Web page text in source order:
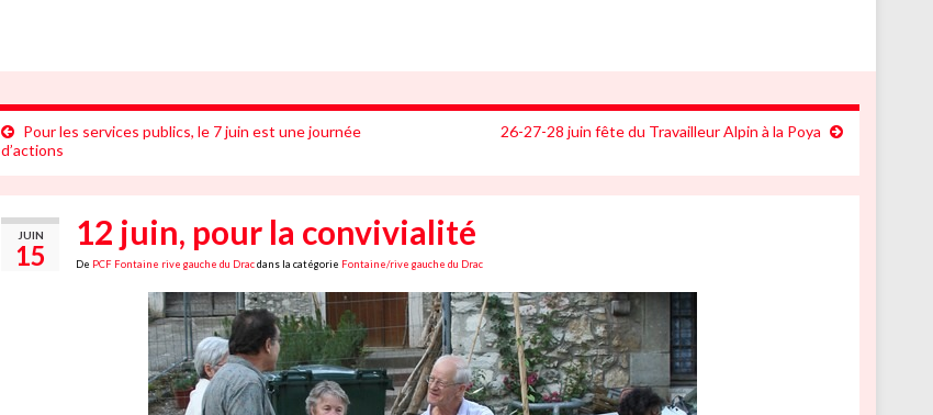
Pour les services publics, le 7 juin est une journée
d’actions
26-27-28 juin fête du Travailleur Alpin à la Poya
JUIN
15
12 juin, pour la convivialité
De PCF Fontaine rive gauche du Dracdans la catégorie Fontaine/rive gauche du Drac